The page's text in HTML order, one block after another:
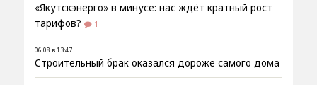
«Якутскэнерго» в минусе: нас ждёт кратный рост
тарифов?
1
06.08 в 13:47
Строительный брак оказался дороже самого дома